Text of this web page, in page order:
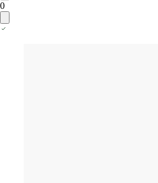
0